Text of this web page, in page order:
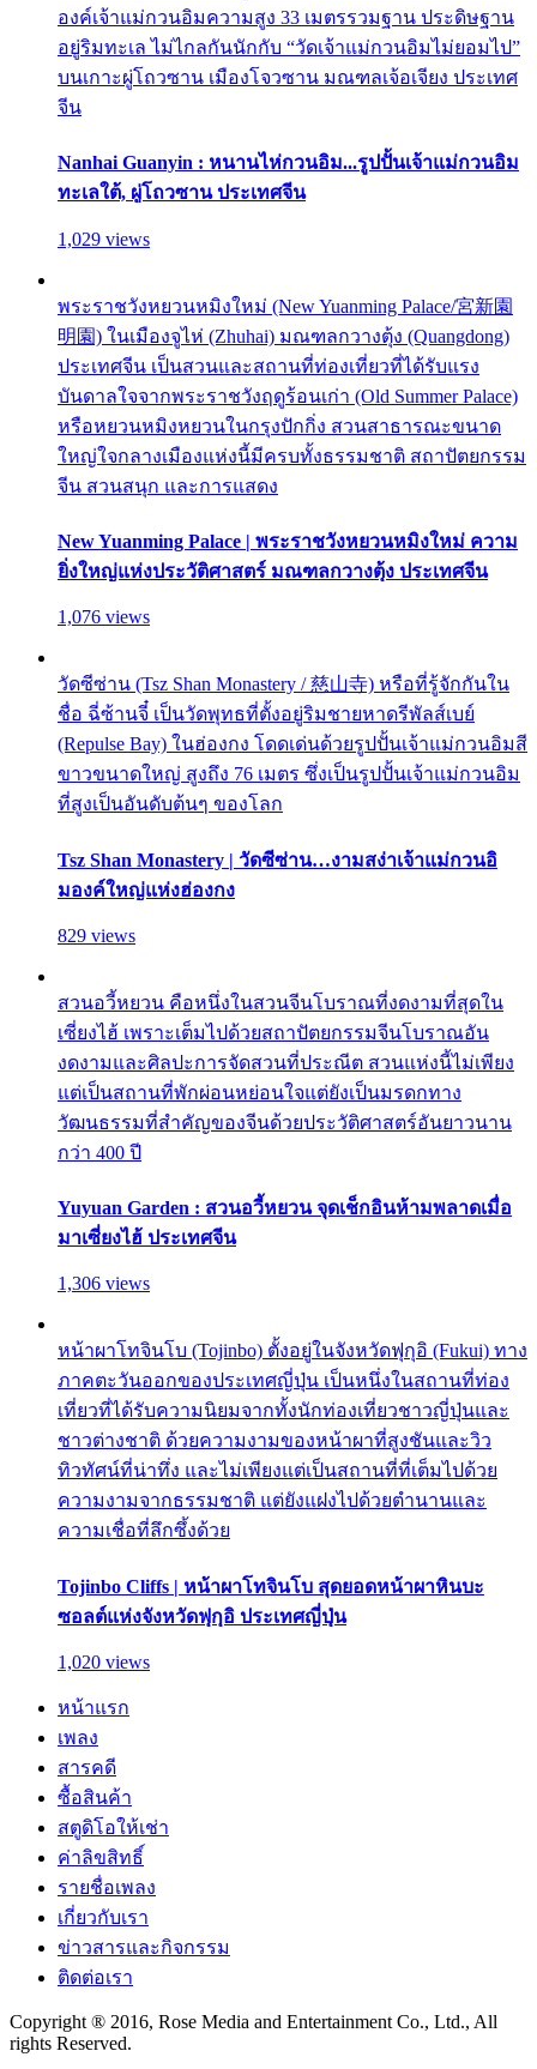
องค์เจ้าแม่กวนอิมความสูง 33 เมตรรวมฐาน ประดิษฐาน
อยู่ริมทะเล ไม่ไกลกันนักกับ “วัดเจ้าแม่กวนอิมไม่ยอมไป”
บนเกาะผู่โถวซาน เมืองโจวซาน มณฑลเจ้อเจียง ประเทศ
จีน
Nanhai Guanyin : หนานไห่กวนอิม...รูปปั้นเจ้าแม่กวนอิม
ทะเลใต้, ผู่โถวซาน ประเทศจีน
1,029 views
พระราชวังหยวนหมิงใหม่ (New Yuanming Palace/宮新園
明園) ในเมืองจูไห่ (Zhuhai) มณฑลกวางตุ้ง (Quangdong)
ประเทศจีน เป็นสวนและสถานที่ท่องเที่ยวที่ได้รับแรง
บันดาลใจจากพระราชวังฤดูร้อนเก่า (Old Summer Palace)
หรือหยวนหมิงหยวนในกรุงปักกิ่ง สวนสาธารณะขนาด
ใหญ่ใจกลางเมืองแห่งนี้มีครบทั้งธรรมชาติ สถาปัตยกรรม
จีน สวนสนุก และการแสดง
New Yuanming Palace | พระราชวังหยวนหมิงใหม่ ความ
ยิ่งใหญ่แห่งประวัติศาสตร์ มณฑลกวางตุ้ง ประเทศจีน
1,076 views
วัดซีซ่าน (Tsz Shan Monastery / 慈山寺) หรือที่รู้จักกันใน
ชื่อ ฉี่ซ้านจี๋ เป็นวัดพุทธที่ตั้งอยู่ริมชายหาดรีพัลส์เบย์
(Repulse Bay) ในฮ่องกง โดดเด่นด้วยรูปปั้นเจ้าแม่กวนอิมสี
ขาวขนาดใหญ่ สูงถึง 76 เมตร ซึ่งเป็นรูปปั้นเจ้าแม่กวนอิม
ที่สูงเป็นอันดับต้นๆ ของโลก
Tsz Shan Monastery | วัดซีซ่าน…งามสง่าเจ้าแม่กวนอิ
มองค์ใหญ่แห่งฮ่องกง
829 views
สวนอวี้หยวน คือหนึ่งในสวนจีนโบราณที่งดงามที่สุดใน
เซี่ยงไฮ้ เพราะเต็มไปด้วยสถาปัตยกรรมจีนโบราณอัน
งดงามและศิลปะการจัดสวนที่ประณีต สวนแห่งนี้ไม่เพียง
แต่เป็นสถานที่พักผ่อนหย่อนใจแต่ยังเป็นมรดกทาง
วัฒนธรรมที่สำคัญของจีนด้วยประวัติศาสตร์อันยาวนาน
กว่า 400 ปี
Yuyuan Garden : สวนอวี้หยวน จุดเช็กอินห้ามพลาดเมื่อ
มาเซี่ยงไฮ้ ประเทศจีน
1,306 views
หน้าผาโทจินโบ (Tojinbo) ตั้งอยู่ในจังหวัดฟุกุอิ (Fukui) ทาง
ภาคตะวันออกของประเทศญี่ปุ่น เป็นหนึ่งในสถานที่ท่อง
เที่ยวที่ได้รับความนิยมจากทั้งนักท่องเที่ยวชาวญี่ปุ่นและ
ชาวต่างชาติ ด้วยความงามของหน้าผาที่สูงชันและวิว
ทิวทัศน์ที่น่าทึ่ง และไม่เพียงแต่เป็นสถานที่ที่เต็มไปด้วย
ความงามจากธรรมชาติ แต่ยังแฝงไปด้วยตำนานและ
ความเชื่อที่ลึกซึ้งด้วย
Tojinbo Cliffs | หน้าผาโทจินโบ สุดยอดหน้าผาหินบะ
ซอลต์แห่งจังหวัดฟุกุอิ ประเทศญี่ปุ่น
1,020 views
หน้าแรก
เพลง
สารคดี
ซื้อสินค้า
สตูดิโอให้เช่า
ค่าลิขสิทธิ์
รายชื่อเพลง
เกี่ยวกับเรา
ข่าวสารและกิจกรรม
ติดต่อเรา
Copyright ® 2016, Rose Media and Entertainment Co., Ltd., All
rights Reserved.